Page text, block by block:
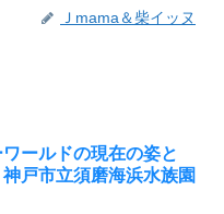
Ｊmama＆柴イッヌ
ールドの現在の姿と
戸市立須磨海浜水族園